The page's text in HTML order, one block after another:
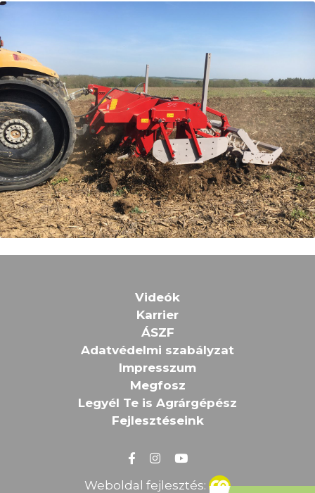
Videók
Karrier
ÁSZF
Adatvédelmi szabályzat
Impresszum
Megfosz
Legyél Te is Agrárgépész
Fejlesztéseink
Weboldal fejlesztés: